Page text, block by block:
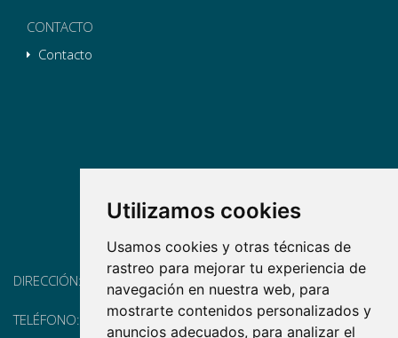
Utilizamos cookies
Usamos cookies y otras técnicas de
rastreo para mejorar tu experiencia de
navegación en nuestra web, para
mostrarte contenidos personalizados y
anuncios adecuados, para analizar el
CONTACTO
Contacto
DIRECCIÓN: Pg. Vall d'Hebron, 119-129, 08035 Barcelona
TELÉFONO: (+34) 93 175 15 55